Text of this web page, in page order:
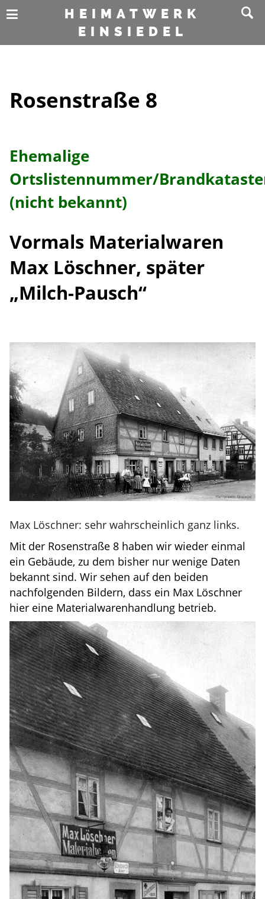
HEIMATWERK
EINSIEDEL
Rosenstraße 8
Ehemalige
Ortslistennummer/
(nicht bekannt)
Vormals Materialwaren
Max Löschner, später
„Milch-Pausch“
Max Löschner: sehr wahrscheinlich ganz links.
Mit der Rosenstraße 8 haben wir wieder einmal
ein Gebäude, zu dem bisher nur wenige Daten
bekannt sind. Wir sehen auf den beiden
nachfolgenden Bildern, dass ein Max Löschner
hier eine Materialwarenhandlung betrieb.